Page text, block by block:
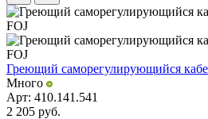
Греющий саморегулирующийся
Много
Арт: 410.141.541
2 205 руб.